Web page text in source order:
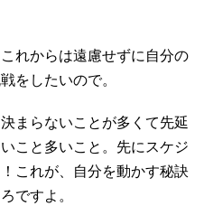
れからは遠慮せずに自分の
をしたいので。
まらないことが多くて先延
こと多いこと。先にスケジ
これが、自分を動かす秘訣
ですよ。